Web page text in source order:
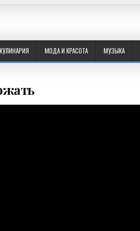
КУЛИНАРИЯ МОДА И КРАСОТА МУЗЫКА